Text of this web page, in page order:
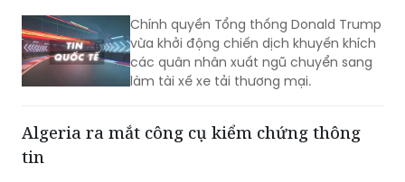
Chính quyền Tổng thống Donald Trump
vừa khởi động chiến dịch khuyến khích
các quân nhân xuất ngũ chuyển sang
làm tài xế xe tải thương mại.
Algeria ra mắt công cụ kiểm chứng thông
tin